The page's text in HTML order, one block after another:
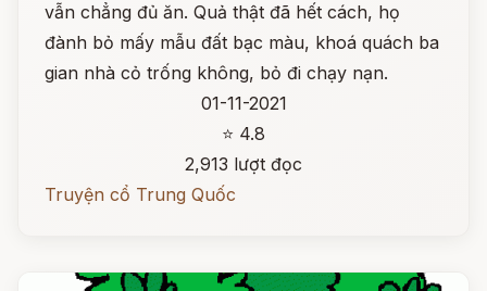
vẫn chẳng đủ ăn. Quả thật đã hết cách, họ
đành bỏ mấy mẫu đất bạc màu, khoá quách ba
gian nhà cỏ trống không, bỏ đi chạy nạn.
01-11-2021
⭐ 4.8
2,913 lượt đọc
Truyện cổ Trung Quốc